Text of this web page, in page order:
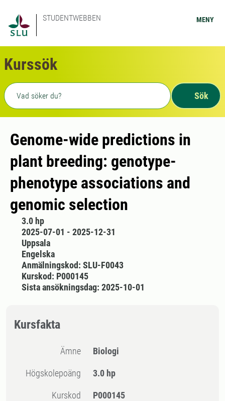
STUDENTWEBBEN MENY
Kurssök
Fritext sökning
Sök
Genome-wide predictions in
plant breeding: genotype-
phenotype associations and
genomic selection
3.0 hp
2025-07-01 - 2025-12-31
Uppsala
Engelska
Anmälningskod: SLU-F0043
Kurskod: P000145
Sista ansökningsdag: 2025-10-01
Kursfakta
Ämne Biologi
högskolepoäng 3.0 hp
Kurskod P000145